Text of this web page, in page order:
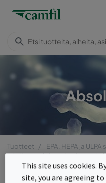
Tuotteet
EPA, HEPA ja
Kompaktisuodattimet
Menu
This site uses cookies.
site, you are agreeing to